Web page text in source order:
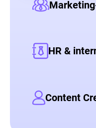
HR &
Content